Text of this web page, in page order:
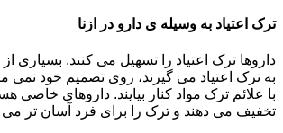
ترک اعتیاد به وسیله ی دارو در ازنا
داروها ترک اعتیاد را تسهیل می کنند. بسیاری
به ترک اعتیاد می گیرند، روی تصمیم خود نمی
با علائم ترک مواد کنار بیایند. داروهای خاصی
تخفیف می دهند و ترک را برای فرد آسان تر می